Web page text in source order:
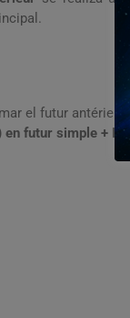
el futur antérieur
futur simple +